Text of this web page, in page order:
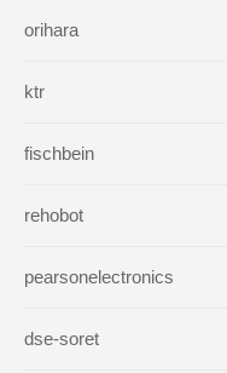
orihara
ktr
fischbein
rehobot
pearsonelectronics
dse-soret